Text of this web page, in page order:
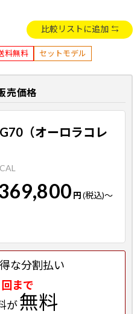
比較リストに追加
料無料 セットモデル
売価格
（オーロラコレ
円(税込)～
な分割払い
回まで
が無料